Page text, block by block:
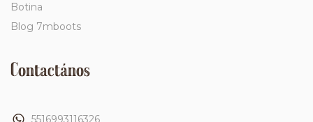
Botina
Blog 7mboots
Contactános
5516993116326